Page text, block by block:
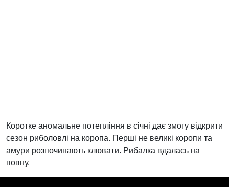
Коротке аномальне потепління в січні дає змогу відкрити
сезон риболовлі на коропа. Перші не великі коропи та
амури розпочинають клювати. Рибалка вдалась на
повну.